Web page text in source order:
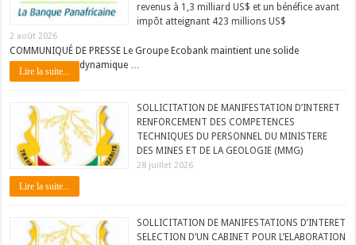
revenus à 1,3 milliard US$ et un bénéfice avant
impôt atteignant 423 millions US$
2 août 2026
COMMUNIQUÉ DE PRESSE Le Groupe Ecobank maintient une solide
dynamique …
Lire la suite...
SOLLICITATION DE MANIFESTATION D’INTERET
RENFORCEMENT DES COMPETENCES
TECHNIQUES DU PERSONNEL DU MINISTERE
DES MINES ET DE LA GEOLOGIE (MMG)
28 juillet 2026
Lire la suite...
SOLLICITATION DE MANIFESTATIONS D’INTERET
SELECTION D’UN CABINET POUR L’ELABORATION